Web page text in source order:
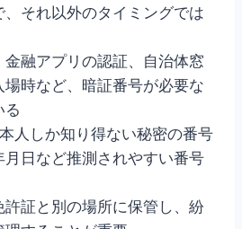
それ以外のタイミングでは
融アプリの認証、自治体窓
場時など、暗証番号が必要な
る
人しか知り得ない秘密の番号
月日など推測されやすい番号
許証と別の場所に保管し、紛